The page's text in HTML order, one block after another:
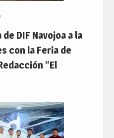
DIF Navojoa a la
con la Feria de
“El